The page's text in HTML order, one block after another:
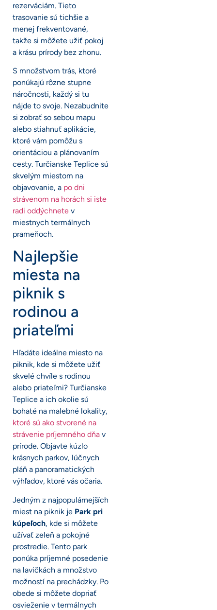
rezerváciám. Tieto
trasovanie sú tichšie a
menej frekventované,
takže si môžete užiť pokoj
a krásu prírody bez zhonu.
S množstvom trás, ktoré
ponúkajú rôzne stupne
náročnosti, každý si tu
nájde to svoje. Nezabudnite
si zobrať so sebou mapu
alebo stiahnuť aplikácie,
ktoré vám pomôžu s
orientáciou a plánovaním
cesty. Turčianske Teplice sú
skvelým miestom na
objavovanie, a po dni
strávenom na horách si iste
radi oddýchnete v
miestnych termálnych
prameňoch.
Najlepšie
miesta na
piknik s
rodinou a
priateľmi
Hľadáte ideálne miesto na
piknik, kde si môžete užiť
skvelé chvíle s rodinou
alebo priateľmi? Turčianske
Teplice a ich okolie sú
bohaté na malebné lokality,
ktoré sú ako stvorené na
strávenie príjemného dňa v
prírode. Objavte kúzlo
krásnych parkov, lúčnych
pláň a panoramatických
výhľadov, ktoré vás očaria.
Jedným z najpopulárnejších
miest na piknik je Park pri
kúpeľoch, kde si môžete
užívať zeleň a pokojné
prostredie. Tento park
ponúka príjemné posedenie
na lavičkách a množstvo
možností na prechádzky. Po
obede si môžete dopriať
osvieženie v termálnych